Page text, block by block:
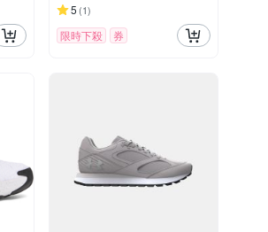
5 (1)
限時下殺 券